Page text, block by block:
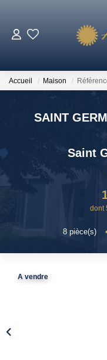
Qui
Accueil Maison
SAINT
Saint
dont
8 pièce(s) •
A vendre